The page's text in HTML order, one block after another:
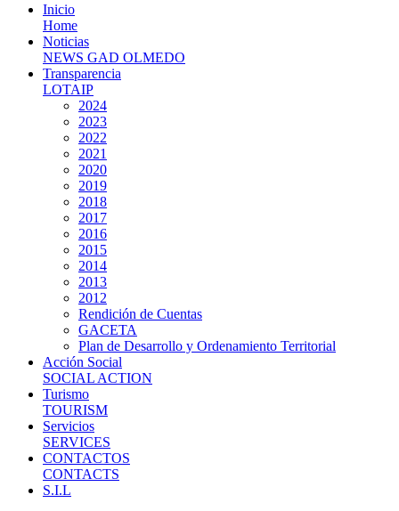
Inicio
Home
Noticias
NEWS GAD OLMEDO
Transparencia
LOTAIP
2024
2023
2022
2021
2020
2019
2018
2017
2016
2015
2014
2013
2012
Rendición de Cuentas
GACETA
Plan de Desarrollo y Ordenamiento Territorial
Acción Social
SOCIAL ACTION
Turismo
TOURISM
Servicios
SERVICES
CONTACTOS
CONTACTS
S.I.L